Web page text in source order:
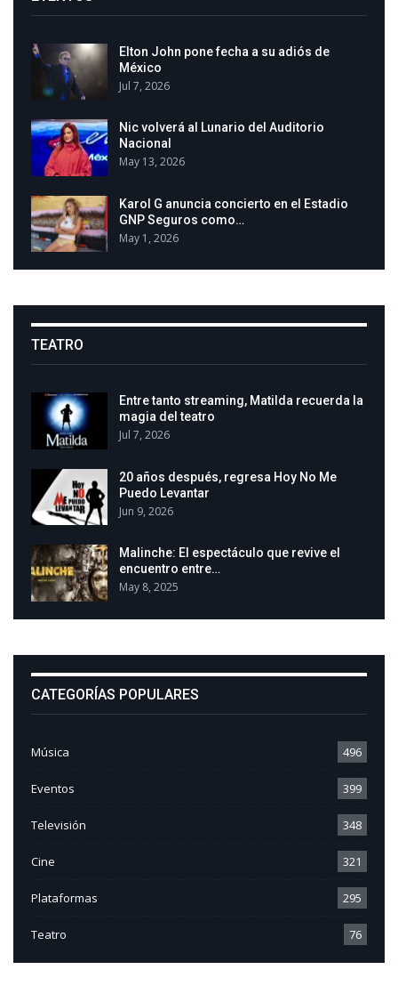
Elton John pone fecha a su adiós de
México
Jul 7, 2026
Nic volverá al Lunario del Auditorio
Nacional
May 13, 2026
Karol G anuncia concierto en el Estadio
GNP Seguros como…
May 1, 2026
TEATRO
Entre tanto streaming, Matilda recuerda la
magia del teatro
Jul 7, 2026
20 años después, regresa Hoy No Me
Puedo Levantar
Jun 9, 2026
Malinche: El espectáculo que revive el
encuentro entre…
May 8, 2025
CATEGORÍAS POPULARES
Música 496
Eventos 399
Televisión 348
Cine 321
Plataformas 295
Teatro 76